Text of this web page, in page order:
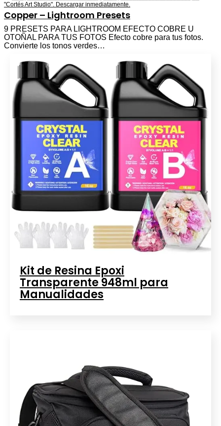
Copper – Lightroom Presets
9 PRESETS PARA LIGHTROOM EFECTO COBRE U
OTOÑAL PARA TUS FOTOS Efecto cobre para tus fotos.
Convierte los tonos verdes…
Kit de Resina Epoxi
Transparente 948ml para
Manualidades